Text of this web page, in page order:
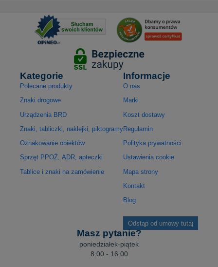
Kategorie
Polecane produkty
Znaki drogowe
Urządzenia BRD
Znaki, tabliczki, naklejki, piktogramy
Oznakowanie obiektów
Sprzęt PPOŻ, ADR, apteczki
Tablice i znaki na zamówienie
Informacje
O nas
Marki
Koszt dostawy
Regulamin
Polityka prywatności
Ustawienia cookie
Mapa strony
Kontakt
Blog
Odstąp od umowy tutaj
Masz pytanie?
poniedziałek-piątek
8:00 - 16:00